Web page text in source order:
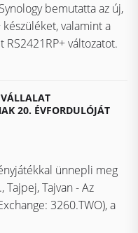
bemutatta az új,
valamint a
változatot.
20. ÉVFORDULÓJÁT
ünnepli meg
Tajvan - Az
3260.TWO), a